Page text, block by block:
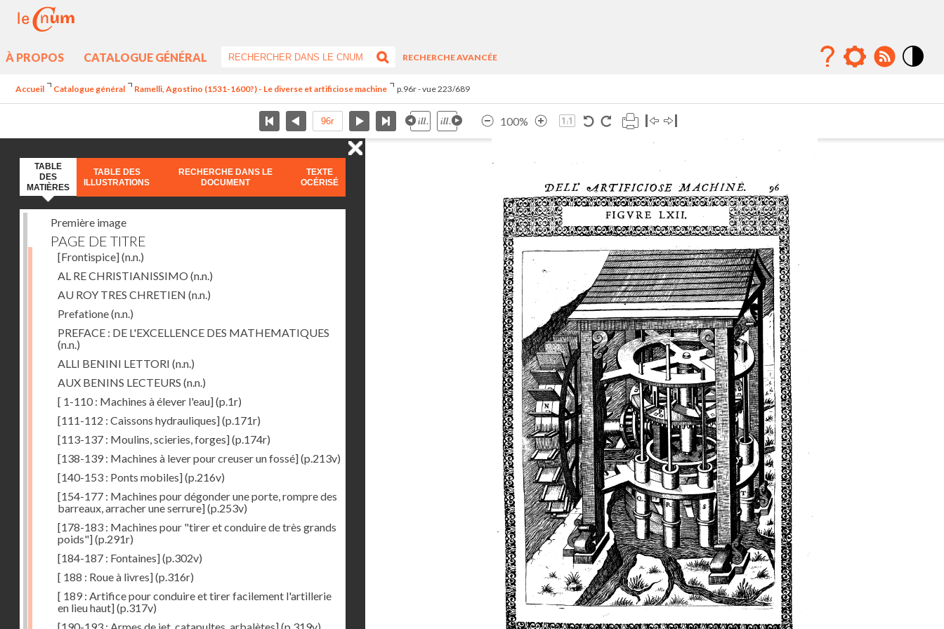
À PROPOS CATALOGUE GÉNÉRAL
RECHERCHE AVANCÉE
Accueil Catalogue général Ramelli, Agostino (1531-1600?) - Le diverse et artificiose machine p.96r - vue 223/689
100%
TABLE
DES
MATIÈRES
TABLE DES
ILLUSTRATIONS
RECHERCHE DANS LE
DOCUMENT
TEXTE
OCÉRISÉ
Première image
PAGE DE TITRE
[Frontispice](n.n.)
AL RE CHRISTIANISSIMO (n.n.)
AU ROY TRES CHRETIEN (n.n.)
Prefatione(n.n.)
PREFACE : DE L'EXCELLENCE DES MATHEMATIQUES
(n.n.)
ALLI BENINI LETTORI (n.n.)
AUX BENINS LECTEURS (n.n.)
[ 1-110 : Machines à élever l'eau](p.1r)
[111-112 : Caissons hydrauliques](p.171r)
[113-137 : Moulins, scieries, forges](p.174r)
[138-139 : Machines à lever pour creuser un fossé](p.213v)
[140-153 : Ponts mobiles](p.216v)
[154-177 : Machines pour dégonder une porte, rompre des
barreaux, arracher une serrure](p.253v)
[178-183 : Machines pour "tirer et conduire de très grands
poids"](p.291r)
[184-187 : Fontaines](p.302v)
[ 188 : Roue à livres](p.316r)
[ 189 : Artifice pour conduire et tirer facilement l'artillerie
en lieu haut](p.317v)